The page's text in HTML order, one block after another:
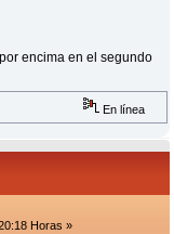
encima en el segundo
En línea
Horas »